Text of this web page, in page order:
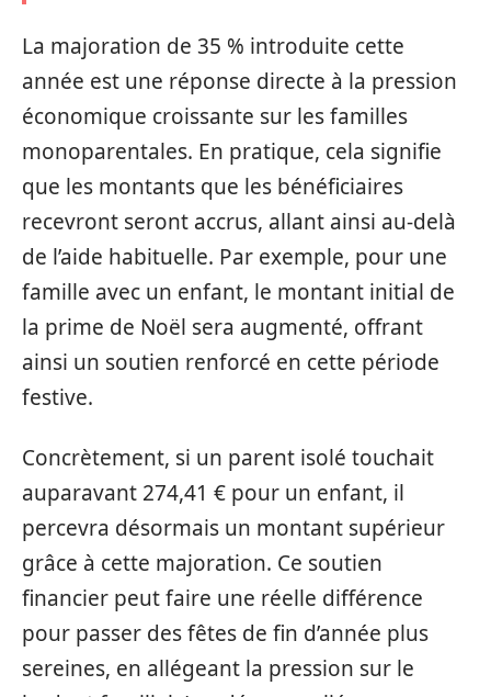
La majoration de 35 % introduite cette
année est une réponse directe à la pression
économique croissante sur les familles
monoparentales. En pratique, cela signifie
que les montants que les bénéficiaires
recevront seront accrus, allant ainsi au-delà
de l’aide habituelle. Par exemple, pour une
famille avec un enfant, le montant initial de
la prime de Noël sera augmenté, offrant
ainsi un soutien renforcé en cette période
festive.
Concrètement, si un parent isolé touchait
auparavant 274,41 € pour un enfant, il
percevra désormais un montant supérieur
grâce à cette majoration. Ce soutien
financier peut faire une réelle différence
pour passer des fêtes de fin d’année plus
sereines, en allégeant la pression sur le